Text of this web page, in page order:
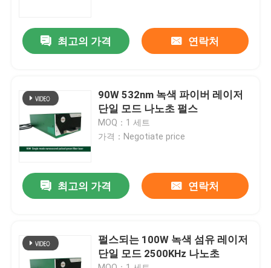
VR 쇼
공장 견학
품질 관리
문의하기
녹색 파이버 레이저
최고의 가격 연락처
90W 532nm 녹색 파이버 레이저
단일 모드 나노초 펄스
MOQ：1 세트
가격：Negotiate price
최고의 가격 연락처
펄스되는 100W 녹색 섬유 레이저
단일 모드 2500KHz 나노초